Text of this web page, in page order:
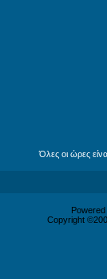
Όλες οι ώρες
Copyright